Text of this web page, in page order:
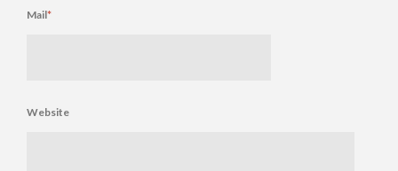
Mail*
Website